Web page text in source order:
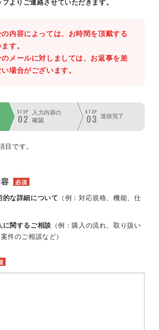
よりご連絡させていただきます。
内容によっては、お時間を頂戴する
す。
メールに対しましては、お返事を差
場合がございます。
STEP
02
入力内容の
確認
STEP
03 送信完了
目です。
必須
的な詳細について （例：対応規格、機能、仕
に関するご相談 （例：購入の流れ、取り扱い
件のご相談など）